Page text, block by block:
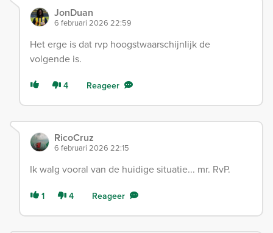
JonDuan
6 februari 2026 22:59
Het erge is dat rvp hoogstwaarschijnlijk de
volgende is.
4 Reageer
RicoCruz
6 februari 2026 22:15
Ik walg vooral van de huidige situatie... mr. RvP.
1 4 Reageer